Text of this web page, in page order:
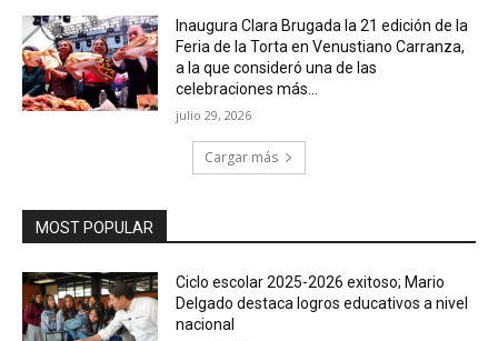
Inaugura Clara Brugada la 21 edición de la
Feria de la Torta en Venustiano Carranza,
a la que consideró una de las
celebraciones más...
julio 29, 2026
Cargar más
MOST POPULAR
Ciclo escolar 2025-2026 exitoso; Mario
Delgado destaca logros educativos a nivel
nacional